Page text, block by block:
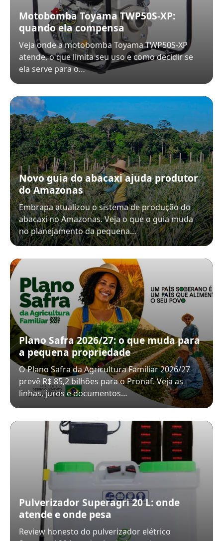
Motobomba Toyama TWP50S-XP:
quando ela compensa
Veja onde a motobomba Toyama TWP50S-XP
atende, o que limita seu uso e como decidir se
ela serve para o…
Novo guia do abacaxi ajuda produtor
do Amazonas
Embrapa atualizou o sistema de produção do
abacaxi no Amazonas. Veja o que o guia muda
no planejamento da pequena…
Plano Safra 2026/27: o que muda para
a pequena propriedade
O Plano Safra da Agricultura Familiar 2026/27
prevê R$ 85,2 bilhões para o Pronaf. Veja as
linhas, juros e documentos…
Pulverizador Superagri 20 L: onde
atende e onde pesa
Review honesto do pulverizador elétrico